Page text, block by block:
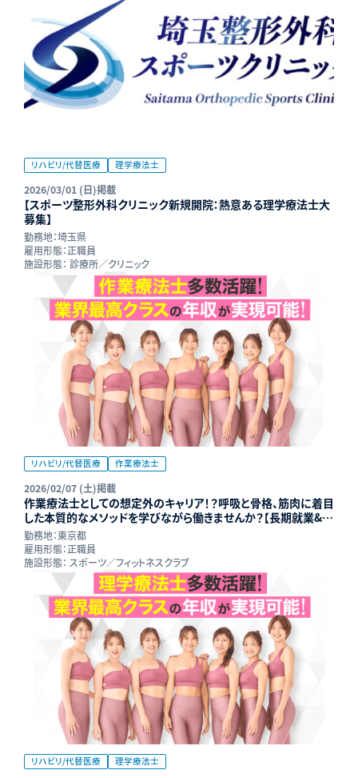
リハビリ/代替医療 理学療法士
2026/03/01 (日)掲載
【スポーツ整形外科クリニック新規開院：熱意ある理学療法士大
募集】
勤務地：埼玉県
雇用形態：正職員
施設形態： 診療所／クリニック
リハビリ/代替医療 作業療法士
2026/02/07 (土)掲載
作業療法士としての想定外のキャリア！？呼吸と骨格、筋肉に着目
した本質的なメソッドを学びながら働きませんか？【長期就業&年
収UP可能】
勤務地：東京都
雇用形態：正職員
施設形態： スポーツ／フィットネスクラブ
リハビリ/代替医療 理学療法士